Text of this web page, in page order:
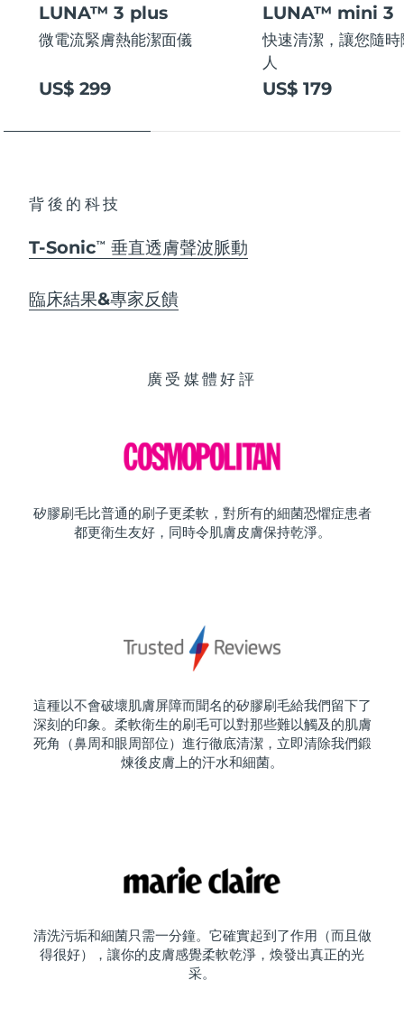
LUNA™ 3 plus
微電流緊膚熱能潔面儀
US$ 299
LUNA™ mini 3
快速清潔，讓您隨
人
US$ 179
背後的科技
T-SonicTM 垂直透膚聲波脈動
臨床結果&專家反饋
廣受媒體好評
矽膠刷毛比普通的刷子更柔軟，對所有的細菌恐懼症患者
都更衛生友好，同時令肌膚皮膚保持乾淨。
這種以不會破壞肌膚屏障而聞名的矽膠刷毛給我們留下了
深刻的印象。柔軟衛生的刷毛可以對那些難以觸及的肌膚
死角（鼻周和眼周部位）進行徹底清潔，立即清除我們鍛
煉後皮膚上的汗水和細菌。
清洗污垢和細菌只需一分鐘。它確實起到了作用（而且做
得很好），讓你的皮膚感覺柔軟乾淨，煥發出真正的光
采。